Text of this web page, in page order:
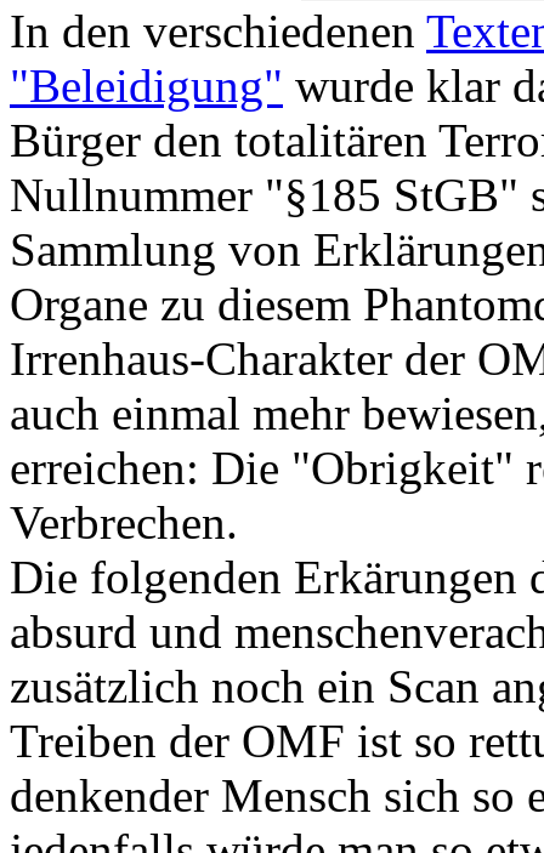
In den verschiedenen
"Beleidigung" wurde klar
Bürger den totalitären
Nullnummer "§185 StGB"
Sammlung von
Organe zu diesem
Irrenhaus-Charakter der
auch einmal mehr
erreichen: Die "Obrigkeit"
Verbrechen.
Die folgenden Erkärungen
absurd und
zusätzlich noch ein Scan
Treiben der OMF ist so
denkender Mensch sich so